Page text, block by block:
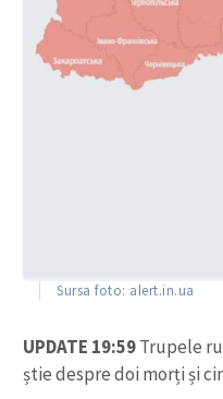
Sursa foto: alert.in.ua
UPDATE 19:59Trupele
știe despre doi morți și